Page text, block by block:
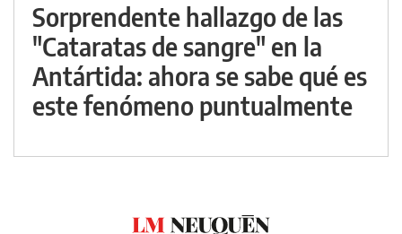
Sorprendente hallazgo de las
"Cataratas de sangre" en la
Antártida: ahora se sabe qué es
este fenómeno puntualmente